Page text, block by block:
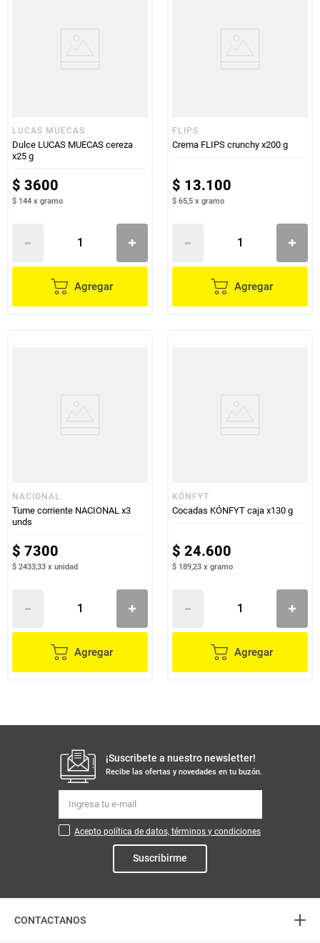
LUCAS MUECAS
Dulce LUCAS MUECAS cereza
x25 g
$ 3600
$ 144 x gramo
Agregar
FLIPS
Crema FLIPS crunchy x200 g
$ 13.100
$ 65,5 x gramo
Agregar
NACIONAL
Tume corriente NACIONAL x3
unds
$ 7300
$ 2433,33 x unidad
Agregar
KÓNFYT
Cocadas KÓNFYT caja x130 g
$ 24.600
$ 189,23 x gramo
Agregar
¡Suscribete a nuestro newsletter!
Recibe las ofertas y novedades en tu buzón.
Acepto política de datos, términos y condiciones
Suscribirme
CONTACTANOS +